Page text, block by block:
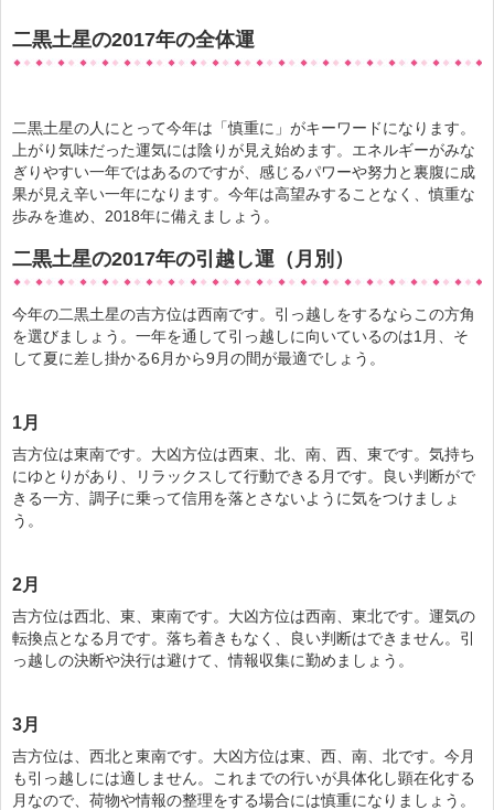
【健康】引越しするなら健康運がアッ
【子宝】引越し後は風水で子宝の運気
をアップ...
引越しを機に風水で考える理想の子供
部屋を作る...
二黒土星の2017年の全体運
二黒土星の人にとって今年は「慎重に」がキーワードになります。
上がり気味だった運気には陰りが見え始めます。エネルギーがみな
ぎりやすい一年ではあるのですが、感じるパワーや努力と裏腹に成
果が見え辛い一年になります。今年は高望みすることなく、慎重な
歩みを進め、2018年に備えましょう。
二黒土星の2017年の引越し運（月別）
今年の二黒土星の吉方位は西南です。引っ越しをするならこの方角
を選びましょう。一年を通して引っ越しに向いているのは1月、そ
して夏に差し掛かる6月から9月の間が最適でしょう。
1月
吉方位は東南です。大凶方位は西東、北、南、西、東です。気持ち
にゆとりがあり、リラックスして行動できる月です。良い判断がで
きる一方、調子に乗って信用を落とさないように気をつけましょ
う。
2月
吉方位は西北、東、東南です。大凶方位は西南、東北です。運気の
転換点となる月です。落ち着きもなく、良い判断はできません。引
っ越しの決断や決行は避けて、情報収集に勤めましょう。
3月
吉方位は、西北と東南です。大凶方位は東、西、南、北です。今月
も引っ越しには適しません。これまでの行いが具体化し顕在化する
月なので、荷物や情報の整理をする場合には慎重になりましょう。